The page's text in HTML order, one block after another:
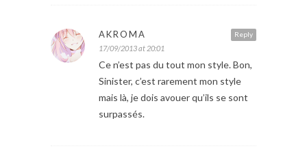
Reply
AKROMA
17/09/2013 at 20:01
Ce n’est pas du tout mon style. Bon,
Sinister, c’est rarement mon style
mais là, je dois avouer qu’ils se sont
surpassés.